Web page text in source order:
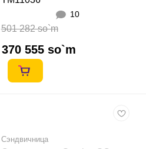
10
501 282 so`m
370 555 so`m
Сэндвичница